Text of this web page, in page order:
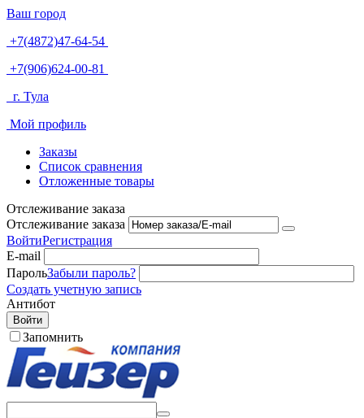
Ваш город
+7(4872)47-64-54
+7(906)624-00-81
г. Тула
Мой профиль
Заказы
Список сравнения
Отложенные товары
Отслеживание заказа
Отслеживание заказа
ВойтиРегистрация
E-mail
ПарольЗабыли пароль?
Создать учетную запись
Антибот
Войти
Запомнить